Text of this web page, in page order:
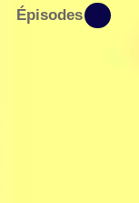
Épisodes